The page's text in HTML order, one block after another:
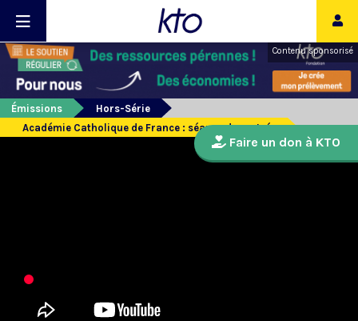
Contenu sponsorisé
Émissions
Hors-Série
Académie Catholique de France : séance de rentrée
Faire un don à KTO